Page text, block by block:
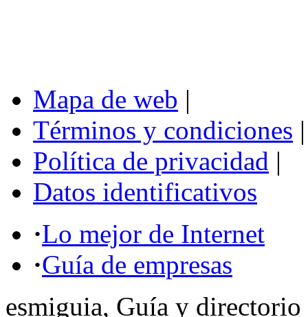
Mapa de web |
Términos y condiciones |
Política de privacidad |
Datos identificativos
·Lo mejor de Internet
·Guía de empresas
esmiguia, Guía y directorio